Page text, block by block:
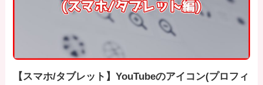
【スマホ/タブレット】YouTubeのアイコン(プロフィ